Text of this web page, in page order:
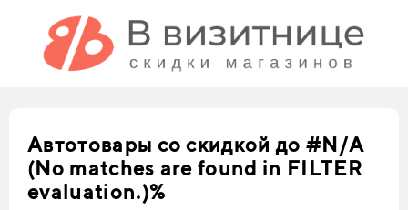
Автотовары со скидкой до #N/A
(No matches are found in FILTER
evaluation.)%